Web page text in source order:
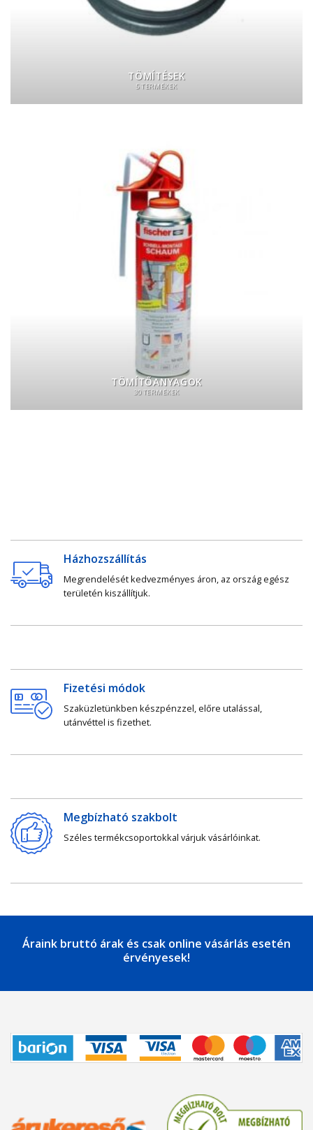
TÖMÍTÉSEK
5 TERMÉKEK
TÖMÍTŐANYAGOK
30 TERMÉKEK
Házhozszállítás
Megrendelését kedvezményes áron, az ország egész
területén kiszállítjuk.
Fizetési módok
Szaküzletünkben készpénzzel, előre utalással,
utánvéttel is fizethet.
Megbízható szakbolt
Széles termékcsoportokkal várjuk vásárlóinkat.
Áraink bruttó árak és csak online vásárlás esetén
érvényesek!